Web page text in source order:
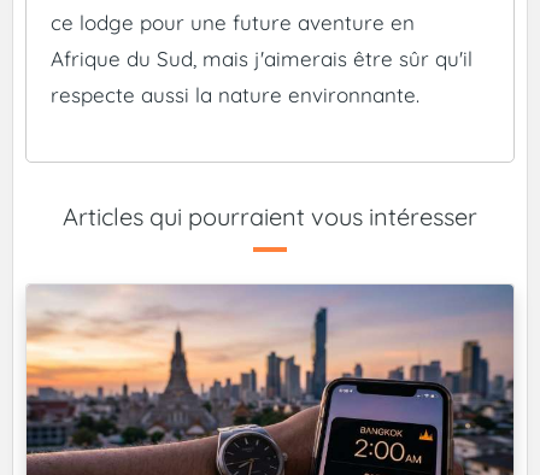
ce lodge pour une future aventure en
Afrique du Sud, mais j'aimerais être sûr qu'il
respecte aussi la nature environnante.
Articles qui pourraient vous intéresser